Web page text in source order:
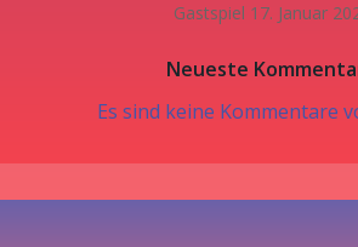
Gastspiel 17. Januar
Neueste
Es sind keine Kommentare